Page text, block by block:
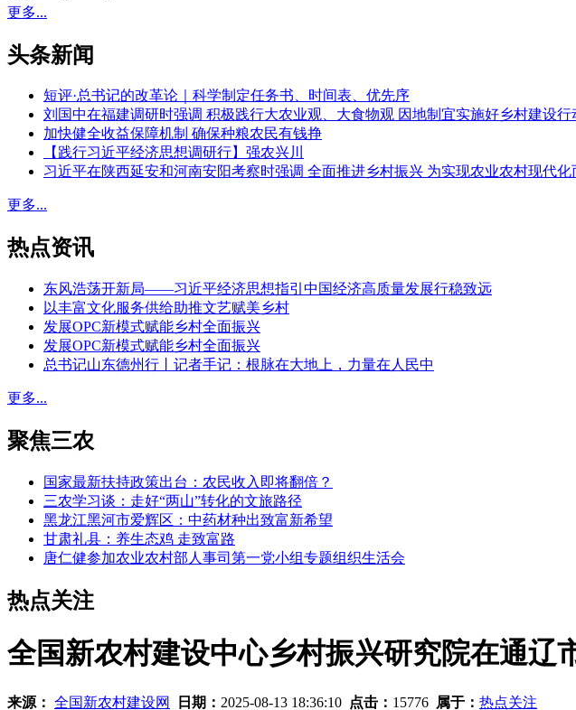
更多...
头条新闻
短评·总书记的改革论｜科学制定任务书、时间表、优先序
刘国中在福建调研时强调 积极践行大农业观、大食物观 因地制宜实施好乡村建设行
加快健全收益保障机制 确保种粮农民有钱挣
【践行习近平经济思想调研行】强农兴川
习近平在陕西延安和河南安阳考察时强调 全面推进乡村振兴 为实现农业农村现代化
更多...
热点资讯
东风浩荡开新局——习近平经济思想指引中国经济高质量发展行稳致远
以丰富文化服务供给助推文艺赋美乡村
发展OPC新模式赋能乡村全面振兴
发展OPC新模式赋能乡村全面振兴
总书记山东德州行丨记者手记：根脉在大地上，力量在人民中
更多...
聚焦三农
国家最新扶持政策出台：农民收入即将翻倍？
三农学习谈：走好“两山”转化的文旅路径
黑龙江黑河市爱辉区：中药材种出致富新希望
甘肃礼县：养生态鸡 走致富路
唐仁健参加农业农村部人事司第一党小组专题组织生活会
热点关注
全国新农村建设中心乡村振兴研究院在通辽
来源： 全国新农村建设网 日期： 2025-08-13 18:36:10 点击： 15776 属于： 热点关注